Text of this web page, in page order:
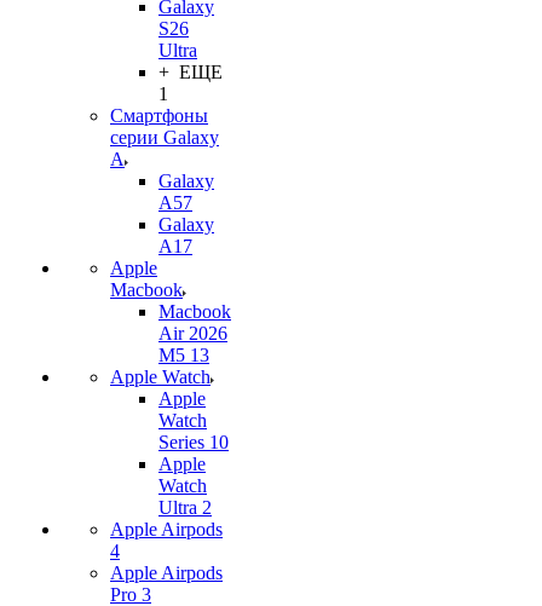
Galaxy
S26
Ultra
+ ЕЩЕ
1
Смартфоны
серии Galaxy
A
Galaxy
A57
Galaxy
A17
Apple
Macbook
Macbook
Air 2026
M5 13
Apple Watch
Apple
Watch
Series 10
Apple
Watch
Ultra 2
Apple Airpods
4
Apple Airpods
Pro 3